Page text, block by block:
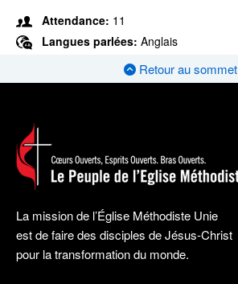
Attendance: 11
Langues parlées: Anglais
Retour au sommet
La mission de l’Église Méthodiste Unie
est de faire des disciples de Jésus-Christ
pour la transformation du monde.